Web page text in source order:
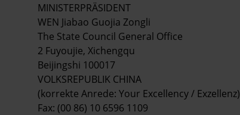
MINISTERPRÄSIDENT
WEN Jiabao Guojia Zongli
The State Council General Office
2 Fuyoujie, Xichengqu
Beijingshi 100017
VOLKSREPUBLIK CHINA
(korrekte Anrede: Your Excellency / Exzellenz)
Fax: (00 86) 10 6596 1109